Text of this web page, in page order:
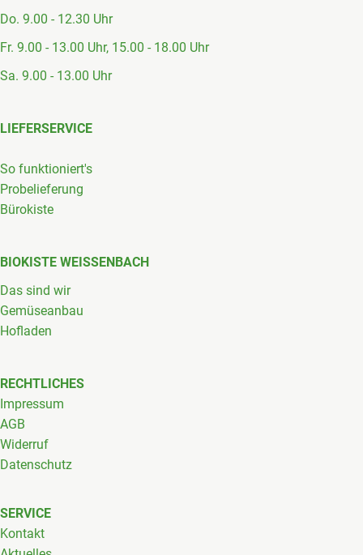
Do. 9.00 - 12.30 Uhr
Fr. 9.00 - 13.00 Uhr, 15.00 - 18.00 Uhr
Sa. 9.00 - 13.00 Uhr
LIEFERSERVICE
So funktioniert's
Probelieferung
Bürokiste
BIOKISTE WEISSENBACH
Das sind wir
Gemüseanbau
Hofladen
RECHTLICHES
Impressum
AGB
Widerruf
Datenschutz
SERVICE
Kontakt